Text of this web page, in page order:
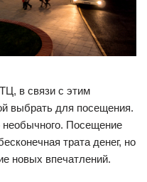
в связи с этим
выбрать для посещения.
необычного. Посещение
трата денег, но
новых впечатлений.